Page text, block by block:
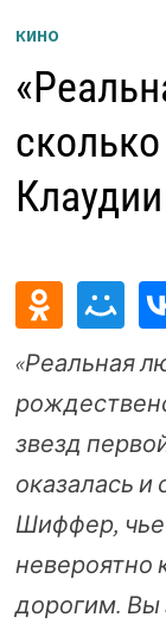
КИНО
«Реальная
звезд
оказалась
Шиффер, чье
невероятно
дорогим. Вы